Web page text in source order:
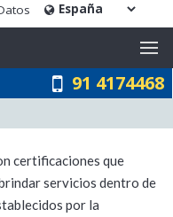
91 4174468
certificaciones que
servicios dentro de
por la